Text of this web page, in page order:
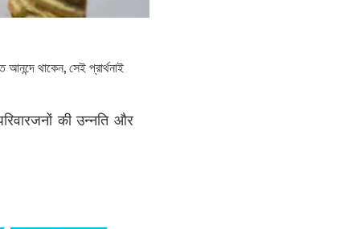
থাকেন, সেই প্রার্থনাই
की उन्नति और